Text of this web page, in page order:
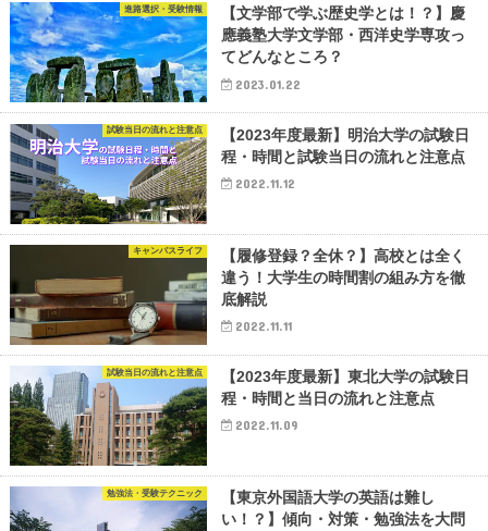
進路選択・受験情報
【文学部で学ぶ歴史学とは！？】慶
應義塾大学文学部・西洋史学専攻っ
てどんなところ？
2023.01.22
試験当日の流れと注意点
【2023年度最新】明治大学の試験日
程・時間と試験当日の流れと注意点
2022.11.12
キャンパスライフ
【履修登録？全休？】高校とは全く
違う！大学生の時間割の組み方を徹
底解説
2022.11.11
試験当日の流れと注意点
【2023年度最新】東北大学の試験日
程・時間と当日の流れと注意点
2022.11.09
勉強法・受験テクニック
【東京外国語大学の英語は難し
い！？】傾向・対策・勉強法を大問